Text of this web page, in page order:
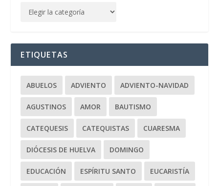
ETIQUETAS
ABUELOS ADVIENTO ADVIENTO-NAVIDAD
AGUSTINOS AMOR BAUTISMO
CATEQUESIS CATEQUISTAS CUARESMA
DIÓCESIS DE HUELVA DOMINGO
EDUCACIÓN ESPÍRITU SANTO EUCARISTÍA